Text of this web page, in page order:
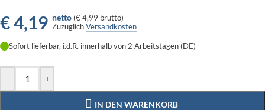
€4,19 netto (€ 4,99 brutto)
ZuzüglichVersandkosten
Sofort lieferbar, i.d.R. innerhalb von 2 Arbeitstagen (DE)
- +
IN DEN WARENKORB